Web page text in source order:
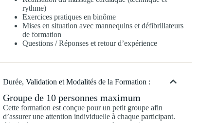
rythme)
Exercices pratiques en binôme
Mises en situation avec mannequins et défibrillateurs
de formation
Questions / Réponses et retour d’expérience
Durée, Validation et Modalités de la Formation :
Groupe de 10 personnes maximum
Cette formation est conçue pour un petit groupe afin
d’assurer une attention individuelle à chaque participant.